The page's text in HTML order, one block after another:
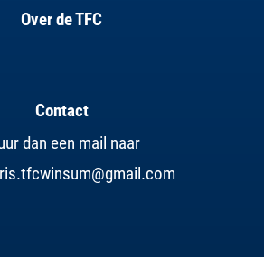
Over de TFC
Contact
dan een mail naar